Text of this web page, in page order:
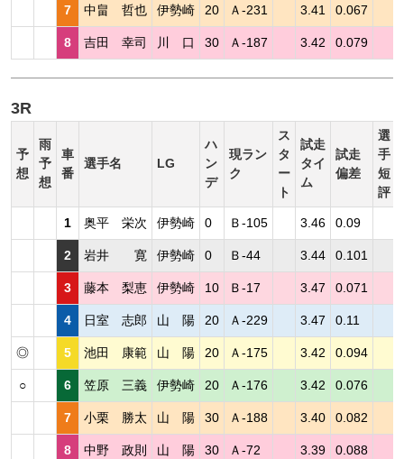
7 中畠 哲也 伊勢崎 20 Ａ-231 3.41 0.067
8 吉田 幸司 川 口 30 Ａ-187 3.42 0.079
3R
予
想
雨
予
想
車
番
選手名 LG
ハ
ン
デ
現ラン
ク
ス
タ
ー
ト
試走
タイ
ム
試走
偏差
選
手
短
評
1 奥平 栄次 伊勢崎 0 Ｂ-105 3.46 0.09
2 岩井 寛 伊勢崎 0 Ｂ-44 3.44 0.101
3 藤本 梨恵 伊勢崎 10 Ｂ-17 3.47 0.071
4 日室 志郎 山 陽 20 Ａ-229 3.47 0.11
◎ 5 池田 康範 山 陽 20 Ａ-175 3.42 0.094
○ 6 笠原 三義 伊勢崎 20 Ａ-176 3.42 0.076
7 小栗 勝太 山 陽 30 Ａ-188 3.40 0.082
8 中野 政則 山 陽 30 Ａ-72 3.39 0.088